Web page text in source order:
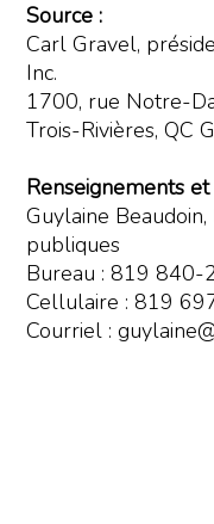
Source :
Carl Gravel,
Inc.
1700, rue Notre-
Trois-Rivières, QC
Renseignements
Guylaine
publiques
Bureau : 819 840-
Cellulaire : 819
Courriel :